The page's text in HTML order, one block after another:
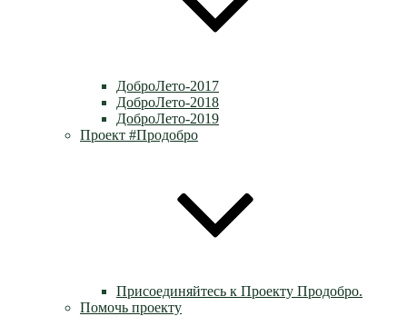
ДоброЛето-2017
ДоброЛето-2018
ДоброЛето-2019
Проект #Продобро
Присоединяйтесь к Проекту Продобро.
Помочь проекту